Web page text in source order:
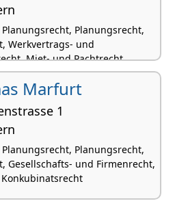
Planungsrecht,
Werkvertrags- und
Miet- und Pachtrecht
Marfurt
1
Planungsrecht,
Gesellschafts- und Firmenrecht,